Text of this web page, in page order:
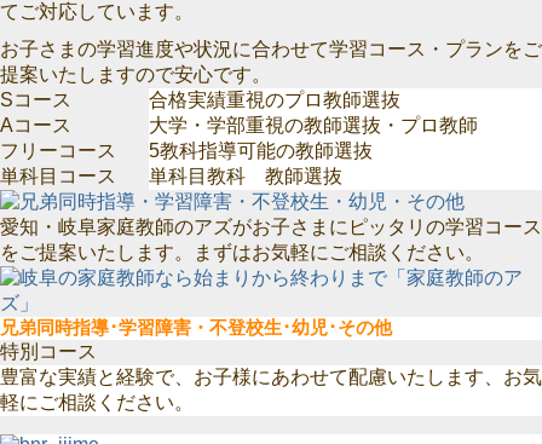
てご対応しています。
お子さまの学習進度や状況に合わせて学習コース・プランをご
提案いたしますので安心です。
Sコース
合格実績重視のプロ教師選抜
Aコース
大学・学部重視の教師選抜・プロ教師
フリーコース
5教科指導可能の教師選抜
単科目コース
単科目教科 教師選抜
愛知・岐阜家庭教師のアズがお子さまにピッタリの学習コース
をご提案いたします。まずはお気軽にご相談ください。
兄弟同時指導･学習障害・不登校生･幼児･その他
特別コース
豊富な実績と経験で、お子様にあわせて配慮いたします、お気
軽にご相談ください。